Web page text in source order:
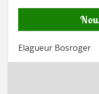
Elagueur Bosroger